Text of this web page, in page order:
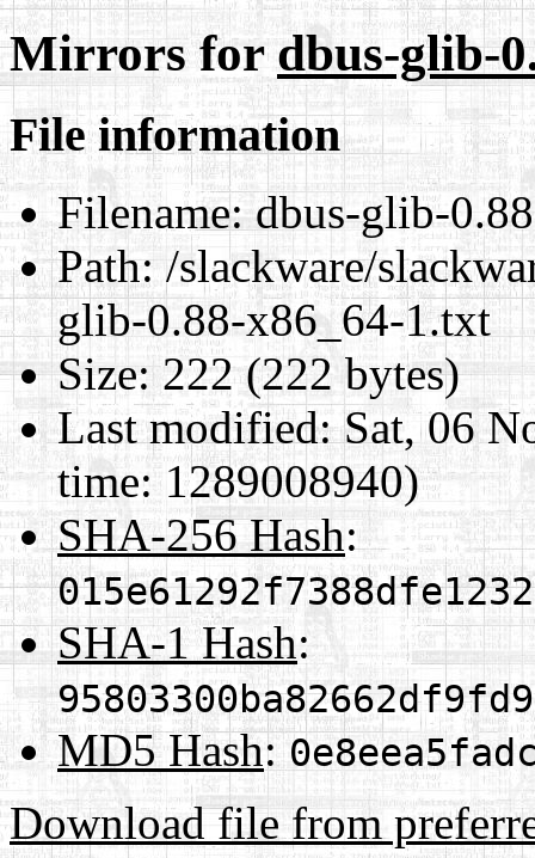
Mirrors fordbus-glib-
File information
Filename:dbus-glib-
Path:/slackware/
glib-0.88-x86_64-1.txt
Size:222 (222 bytes)
Last modified:Sat, 06
time: 1289008940)
SHA-256 Hash:
SHA-1 Hash:
MD5 Hash:
Download file from